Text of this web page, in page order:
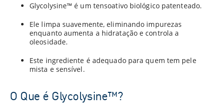
Glycolysine™ é um tensoativo biológico patenteado.
Ele limpa suavemente, eliminando impurezas
enquanto aumenta a hidratação e controla a
oleosidade.
Este ingrediente é adequado para quem tem pele
mista e sensível.
O Que é Glycolysine™?